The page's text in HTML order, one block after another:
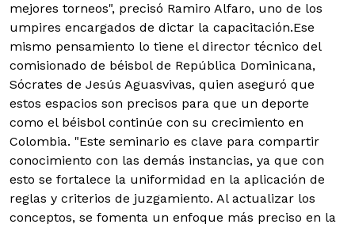
mejores torneos", precisó Ramiro Alfaro, uno de los
umpires encargados de dictar la capacitación.Ese
mismo pensamiento lo tiene el director técnico del
comisionado de béisbol de República Dominicana,
Sócrates de Jesús Aguasvivas, quien aseguró que
estos espacios son precisos para que un deporte
como el béisbol continúe con su crecimiento en
Colombia. "Este seminario es clave para compartir
conocimiento con las demás instancias, ya que con
esto se fortalece la uniformidad en la aplicación de
reglas y criterios de juzgamiento. Al actualizar los
conceptos, se fomenta un enfoque más preciso en la